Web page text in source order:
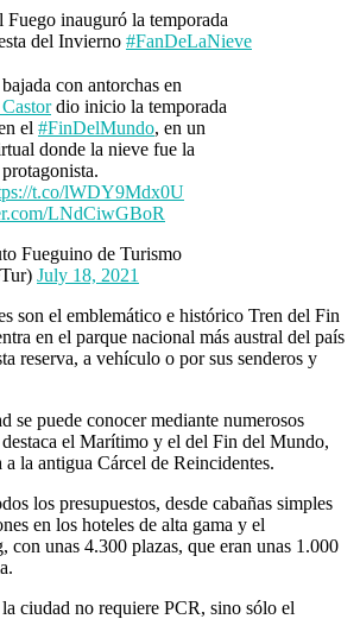
Fuego inauguró la temporada
del Invierno #FanDeLaNieve
con antorchas en
dio inicio la temporada
el #FinDelMundo, en un
donde la nieve fue la
t.co/lWDY9Mdx0U
LNdCiwGBoR
Fueguino de Turismo
July 18, 2021
son el emblemático e histórico Tren del Fin
en el parque nacional más austral del país
reserva, a vehículo o por sus senderos y
se puede conocer mediante numerosos
destaca el Marítimo y el del Fin del Mundo,
la antigua Cárcel de Reincidentes.
los presupuestos, desde cabañas simples
en los hoteles de alta gama y el
con unas 4.300 plazas, que eran unas 1.000
ciudad no requiere PCR, sino sólo el